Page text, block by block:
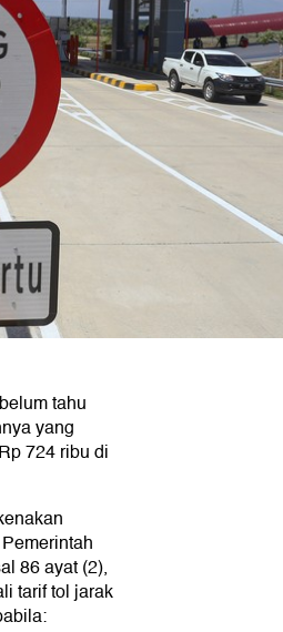
tahu
yang
724 ribu di
86 ayat (2),
tarif tol jarak